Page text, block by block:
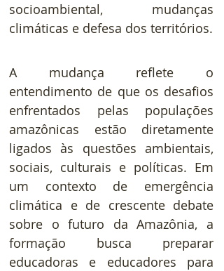
socioambiental, mudanças
climáticas e defesa dos territórios.
A mudança reflete o
entendimento de que os desafios
enfrentados pelas populações
amazônicas estão diretamente
ligados às questões ambientais,
sociais, culturais e políticas. Em
um contexto de emergência
climática e de crescente debate
sobre o futuro da Amazônia, a
formação busca preparar
educadoras e educadores para